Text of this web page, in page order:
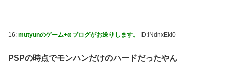
16: mutyunのゲーム+α ブログがお送りします。 ID:INdnxEkI0
PSPの時点でモンハンだけのハードだったやん